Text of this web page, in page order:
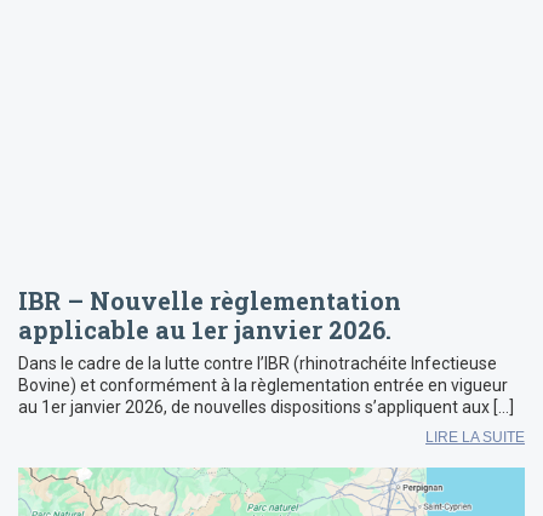
IBR – Nouvelle règlementation
applicable au 1er janvier 2026.
Dans le cadre de la lutte contre l’IBR (rhinotrachéite Infectieuse
Bovine) et conformément à la règlementation entrée en vigueur
au 1er janvier 2026, de nouvelles dispositions s’appliquent aux […]
LIRE LA SUITE